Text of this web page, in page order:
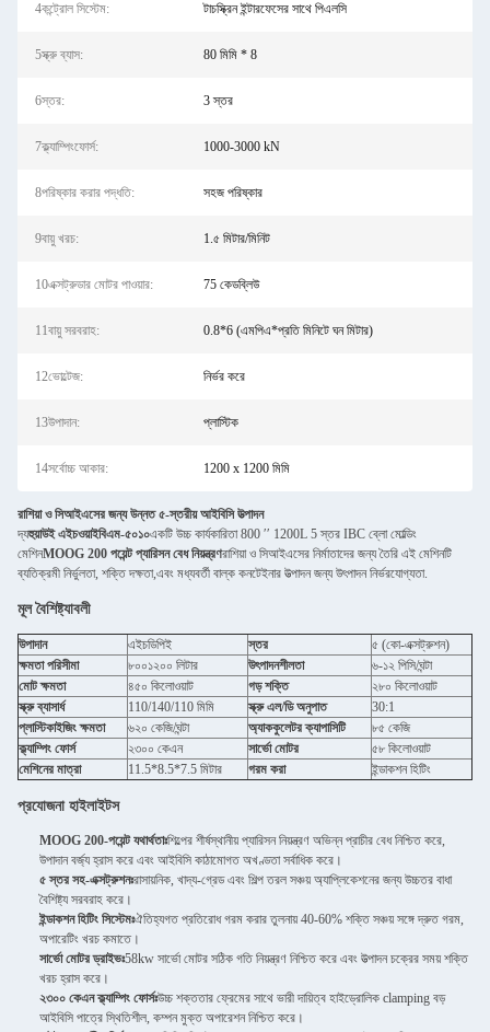
4কন্ট্রোল সিস্টেম: টাচস্ক্রিন ইন্টারফেসের সাথে পিএলসি
5স্ক্রু ব্যাস: 80 মিমি * 8
6স্তর: 3 স্তর
7ক্ল্যাম্পিংফোর্স: 1000-3000 kN
8পরিষ্কার করার পদ্ধতি: সহজ পরিষ্কার
9বায়ু খরচ: 1.৫ মিটার/মিনিট
10এক্সট্রুডার মোটর পাওয়ার: 75 কেডব্লিউ
11বায়ু সরবরাহ: 0.8*6 (এমপিএ*প্রতি মিনিটে ঘন মিটার)
12ভোল্টেজ: নির্ভর করে
13উপাদান: প্লাস্টিক
14সর্বোচ্চ আকার: 1200 x 1200 মিমি
রাশিয়া ও সিআইএসের জন্য উন্নত ৫-স্তরীয় আইবিসি উত্পাদন
দ্যহুয়াউই এইচওয়াইবিএম-৫০১০একটি উচ্চ কার্যকারিতা 800 ′′ 1200L 5 স্তর IBC ব্লো মোল্ডিং
মেশিনMOOG 200 পয়েন্ট প্যারিসন বেধ নিয়ন্ত্রণরাশিয়া ও সিআইএসের নির্মাতাদের জন্য তৈরি এই মেশিনটি
ব্যতিক্রমী নির্ভুলতা, শক্তি দক্ষতা,এবং মধ্যবর্তী বাল্ক কনটেইনার উত্পাদন জন্য উৎপাদন নির্ভরযোগ্যতা.
মূল বৈশিষ্ট্যাবলী
উপাদান এইচডিপিই স্তর
৫ (কো-এক্সট্রুশন)
ক্ষমতা পরিসীমা
৮০০১২০০ লিটার উৎপাদনশীলতা
৬-১২ পিসি/ঘন্টা
মোট ক্ষমতা
৪৫০ কিলোওয়াট গড় শক্তি
২৮০ কিলোওয়াট
স্ক্রু ব্যাসার্ধ
110/140/110 মিমি স্ক্রু এল/ডি অনুপাত
30:1
প্লাস্টিকাইজিং ক্ষমতা
৬২০ কেজি/ঘন্টা অ্যাককুলেটর ক্যাপাসিটি
৮৫ কেজি
ক্ল্যাম্পিং ফোর্স
২৩০০ কেএন সার্ভো মোটর
৫৮ কিলোওয়াট
মেশিনের মাত্রা
11.5*8.5*7.5 মিটার গরম করা ইন্ডাকশন হিটিং
প্রযোজনা হাইলাইটস
MOOG 200-পয়েন্ট যথার্থতাঃশিল্পের শীর্ষস্থানীয় প্যারিসন নিয়ন্ত্রণ অভিন্ন প্রাচীর বেধ নিশ্চিত করে,
উপাদান বর্জ্য হ্রাস করে এবং আইবিসি কাঠামোগত অখণ্ডতা সর্বাধিক করে।
৫ স্তর সহ-এক্সট্রুশনঃরাসায়নিক, খাদ্য-গ্রেড এবং শিল্প তরল সঞ্চয় অ্যাপ্লিকেশনের জন্য উচ্চতর বাধা
বৈশিষ্ট্য সরবরাহ করে।
ইন্ডাকশন হিটিং সিস্টেমঃঐতিহ্যগত প্রতিরোধ গরম করার তুলনায় 40-60% শক্তি সঞ্চয় সঙ্গে দ্রুত গরম,
অপারেটিং খরচ কমাতে।
সার্ভো মোটর ড্রাইভঃ58kw সার্ভো মোটর সঠিক গতি নিয়ন্ত্রণ নিশ্চিত করে এবং উত্পাদন চক্রের সময় শক্তি
খরচ হ্রাস করে।
২৩০০ কেএন ক্ল্যাম্পিং ফোর্সঃউচ্চ শক্ততার ফ্রেমের সাথে ভারী দায়িত্ব হাইড্রোলিক clamping বড়
আইবিসি পাত্রে স্থিতিশীল, কম্পন মুক্ত অপারেশন নিশ্চিত করে।